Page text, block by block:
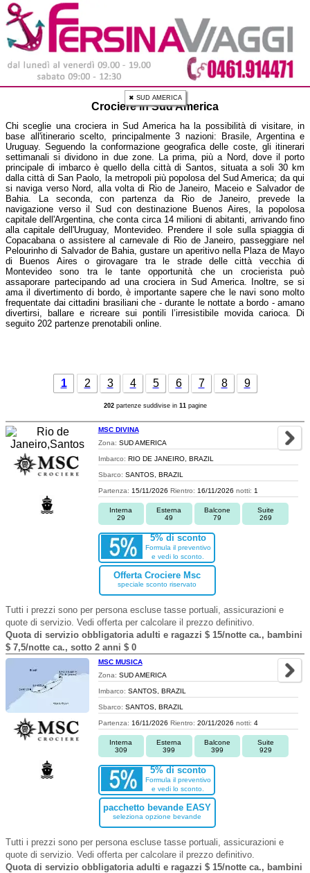
✖ SUD AMERICA
Crociere in Sud America
Chi sceglie una crociera in Sud America ha la possibilità di visitare, in
base all'itinerario scelto, principalmente 3 nazioni: Brasile, Argentina e
Uruguay. Seguendo la conformazione geografica delle coste, gli itinerari
settimanali si dividono in due zone. La prima, più a Nord, dove il porto
principale di imbarco è quello della città di Santos, situata a soli 30 km
dalla città di San Paolo, la metropoli più popolosa del Sud America; da qui
si naviga verso Nord, alla volta di Rio de Janeiro, Maceio e Salvador de
Bahia. La seconda, con partenza da Rio de Janeiro, prevede la
navigazione verso il Sud con destinazione Buenos Aires, la popolosa
capitale dell'Argentina, che conta circa 14 milioni di abitanti, arrivando fino
alla capitale dell'Uruguay, Montevideo. Prendere il sole sulla spiaggia di
Copacabana o assistere al carnevale di Rio de Janeiro, passeggiare nel
Pelourinho di Salvador de Bahia, gustare un aperitivo nella Plaza de Mayo
di Buenos Aires o girovagare tra le strade delle città vecchia di
Montevideo sono tra le tante opportunità che un crocierista può
assaporare partecipando ad una crociera in Sud America. Inoltre, se si
ama il divertimento di bordo, è importante sapere che le navi sono molto
frequentate dai cittadini brasiliani che - durante le nottate a bordo - amano
divertirsi, ballare e ricreare sui pontili l’irresistibile movida carioca. Di
seguito 202 partenze prenotabili online.
1 2 3 4 5 6 7 8 9
202partenze suddivise in 11 pagine
MSC DIVINA
Zona: SUD AMERICA
Imbarco: RIO DE JANEIRO, BRAZIL
Sbarco: SANTOS, BRAZIL
Partenza: 15/11/2026 Rientro: 16/11/2026 notti: 1
Interna
29
Esterna
49
Balcone
79
Suite
269
5% di sconto
Formula il preventivo
e vedi lo sconto.
Offerta Crociere Msc
speciale sconto riservato
Tutti i prezzi sono per persona escluse tasse portuali, assicurazioni e
quote di servizio. Vedi offerta per calcolare il prezzo definitivo.
Quota di servizio obbligatoria adulti e ragazzi $ 15/notte ca., bambini
$ 7,5/notte ca., sotto 2 anni $ 0
MSC MUSICA
Zona: SUD AMERICA
Imbarco: SANTOS, BRAZIL
Sbarco: SANTOS, BRAZIL
Partenza: 16/11/2026 Rientro: 20/11/2026 notti: 4
Interna
309
Esterna
399
Balcone
399
Suite
929
5% di sconto
Formula il preventivo
e vedi lo sconto.
pacchetto bevande EASY
seleziona opzione bevande
Tutti i prezzi sono per persona escluse tasse portuali, assicurazioni e
quote di servizio. Vedi offerta per calcolare il prezzo definitivo.
Quota di servizio obbligatoria adulti e ragazzi $ 15/notte ca., bambini